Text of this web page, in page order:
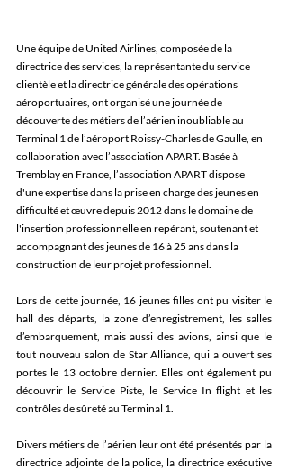
Une équipe de United Airlines, composée de la
directrice des services, la représentante du service
clientèle et la directrice générale des opérations
aéroportuaires, ont organisé une journée de
découverte des métiers de l’aérien inoubliable au
Terminal 1 de l’aéroport Roissy-Charles de Gaulle, en
collaboration avec l’association APART. Basée à
Tremblay en France, l’association APART dispose
d'une expertise dans la prise en charge des jeunes en
difficulté et œuvre depuis 2012 dans le domaine de
l'insertion professionnelle en repérant, soutenant et
accompagnant des jeunes de 16 à 25 ans dans la
construction de leur projet professionnel.
Lors de cette journée, 16 jeunes filles ont pu visiter le
hall des départs, la zone d’enregistrement, les salles
d’embarquement, mais aussi des avions, ainsi que le
tout nouveau salon de Star Alliance, qui a ouvert ses
portes le 13 octobre dernier. Elles ont également pu
découvrir le Service Piste, le Service In flight et les
contrôles de sûreté au Terminal 1.
Divers métiers de l’aérien leur ont été présentés par la
directrice adjointe de la police, la directrice exécutive